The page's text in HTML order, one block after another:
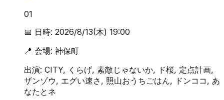
01
📅 日時: 2026/8/13(木) 19:00
📍 会場: 神保町
出演: CITY, くらげ, 素敵じゃないか, ド桜, 定点計画,
ザンゾウ, エグい速さ, 照山おうちごはん, ドンココ, あ
なたとネ